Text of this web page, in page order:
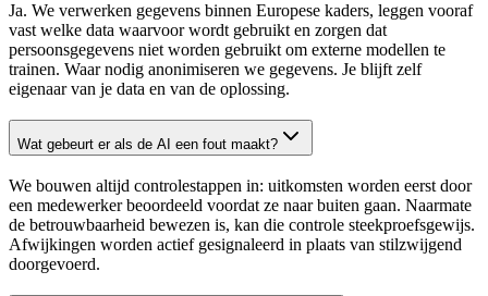
Ja. We verwerken gegevens binnen Europese kaders, leggen vooraf
vast welke data waarvoor wordt gebruikt en zorgen dat
persoonsgegevens niet worden gebruikt om externe modellen te
trainen. Waar nodig anonimiseren we gegevens. Je blijft zelf
eigenaar van je data en van de oplossing.
Wat gebeurt er als de AI een fout maakt?
We bouwen altijd controlestappen in: uitkomsten worden eerst door
een medewerker beoordeeld voordat ze naar buiten gaan. Naarmate
de betrouwbaarheid bewezen is, kan die controle steekproefsgewijs.
Afwijkingen worden actief gesignaleerd in plaats van stilzwijgend
doorgevoerd.